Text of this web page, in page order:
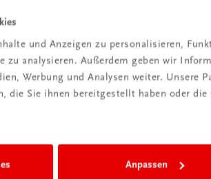
und Anzeigen zu personalisieren,
zu analysieren. Außerdem geben wir
Werbung und Analysen weiter. Unsere
die Sie ihnen bereitgestellt haben oder
Anpassen
der
eine